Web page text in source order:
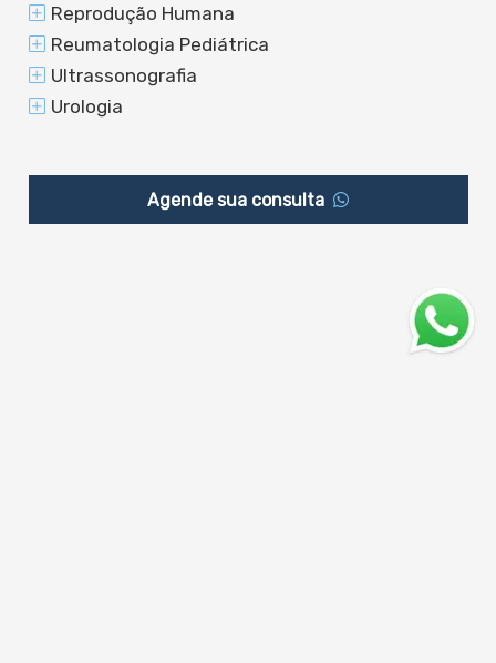
Reprodução Humana
Reumatologia Pediátrica
Ultrassonografia
Urologia
Agende sua consulta